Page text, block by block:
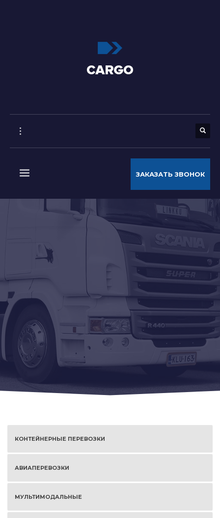
ЗАКАЗАТЬ ЗВОНОК
КОНТЕЙНЕРНЫЕ ПЕРЕВОЗКИ
АВИАПЕРЕВОЗКИ
МУЛЬТИМОДАЛЬНЫЕ